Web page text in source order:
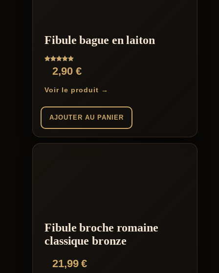
Fibule bague en laiton
Note
5.00
sur 5
2,90 €
Voir le produit →
AJOUTER AU PANIER
Fibule broche romaine
classique bronze
21,99€